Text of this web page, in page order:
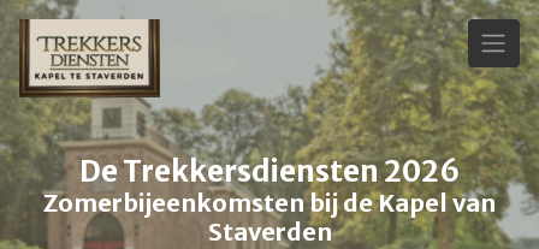
Skip
to
content
De Trekkersdiensten 2026
Zomerbijeenkomsten bij de Kapel van
Staverden